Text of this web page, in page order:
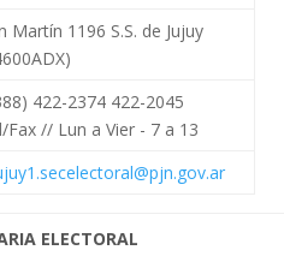
Martín 1196 S.S. de Jujuy
422-2374 422-2045
Fax // Lun a Vier - 7 a 13
ELECTORAL